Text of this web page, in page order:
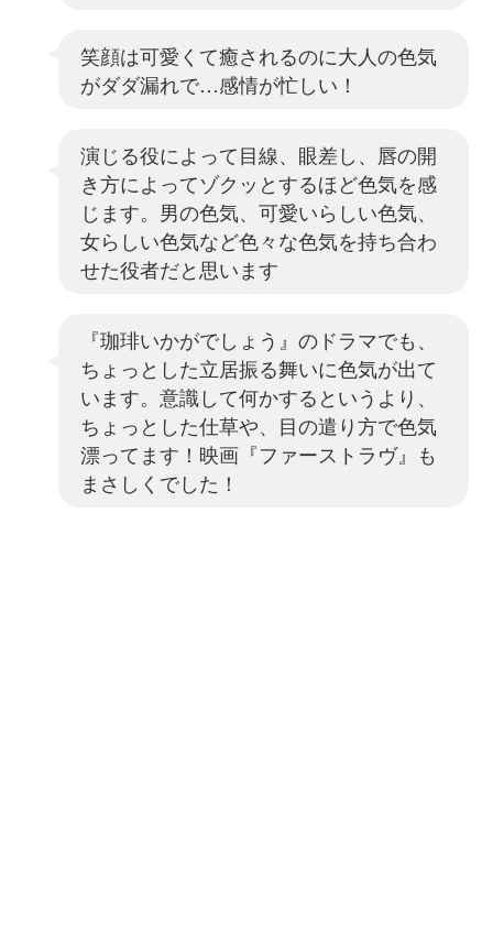
笑顔は可愛くて癒されるのに大人の色気
がダダ漏れで…感情が忙しい！
演じる役によって目線、眼差し、唇の開
き方によってゾクッとするほど色気を感
じます。男の色気、可愛いらしい色気、
女らしい色気など色々な色気を持ち合わ
せた役者だと思います
『珈琲いかがでしょう』のドラマでも、
ちょっとした立居振る舞いに色気が出て
います。意識して何かするというより、
ちょっとした仕草や、目の遣り方で色気
漂ってます！映画『ファーストラヴ』も
まさしくでした！